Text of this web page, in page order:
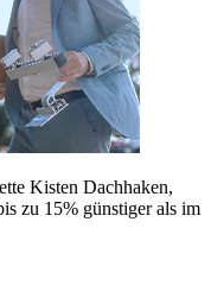
Kisten Dachhaken,
zu 15% günstiger als im